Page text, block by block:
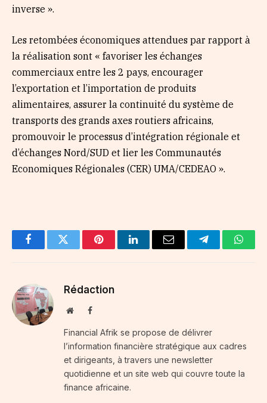
inverse ».
Les retombées économiques attendues par rapport à
la réalisation sont « favoriser les échanges
commerciaux entre les 2 pays, encourager
l’exportation et l’importation de produits
alimentaires, assurer la continuité du système de
transports des grands axes routiers africains,
promouvoir le processus d’intégration régionale et
d’échanges Nord/SUD et lier les Communautés
Economiques Régionales (CER) UMA/CEDEAO ».
FacebookTwitter PinterestLinkedInEmail Telegram
Rédaction
WebsiteFacebook
Financial Afrik se propose de délivrer
l’information financière stratégique aux cadres
et dirigeants, à travers une newsletter
quotidienne et un site web qui couvre toute la
finance africaine.